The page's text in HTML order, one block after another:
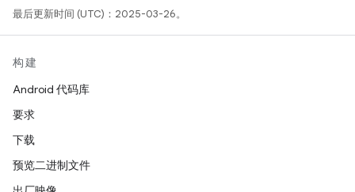
最后更新时间 (UTC)：2025-03-26。
构建
Android 代码库
要求
下载
预览二进制文件